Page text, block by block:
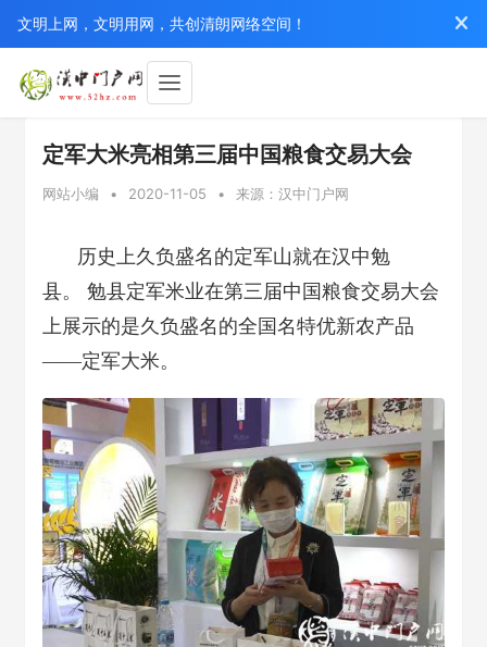
文明上网，文明用网，共创清朗网络空间！
定军大米亮相第三届中国粮食交易大会
网站小编 • 2020-11-05 • 来源：汉中门户网
历史上久负盛名的定军山就在汉中勉
县。 勉县定军米业在第三届中国粮食交易大会
上展示的是久负盛名的全国名特优新农产品
——定军大米。